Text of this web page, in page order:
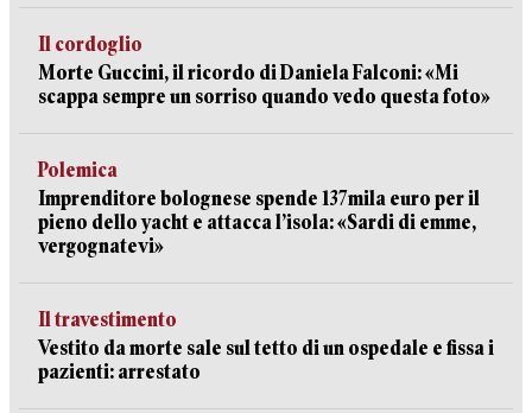
Il cordoglio
Morte Guccini, il ricordo di Daniela Falconi: «Mi
scappa sempre un sorriso quando vedo questa foto»
Polemica
Imprenditore bolognese spende 137mila euro per il
pieno dello yacht e attacca l’isola: «Sardi di emme,
vergognatevi»
Il travestimento
Vestito da morte sale sul tetto di un ospedale e fissa i
pazienti: arrestato